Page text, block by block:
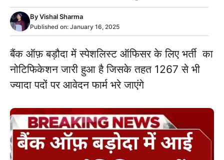
ByVishal Sharma
Published on: January 16, 2025
बैंक ऑफ़ बड़ौदा में स्पेशलिस्ट ऑफिसर के लिए भर्ती का
नोटिफिकेशन जारी हुआ है जिसके तहत 1267 से भी
ज्यादा पदों पर आवेदन फार्म भरे जाएंगे